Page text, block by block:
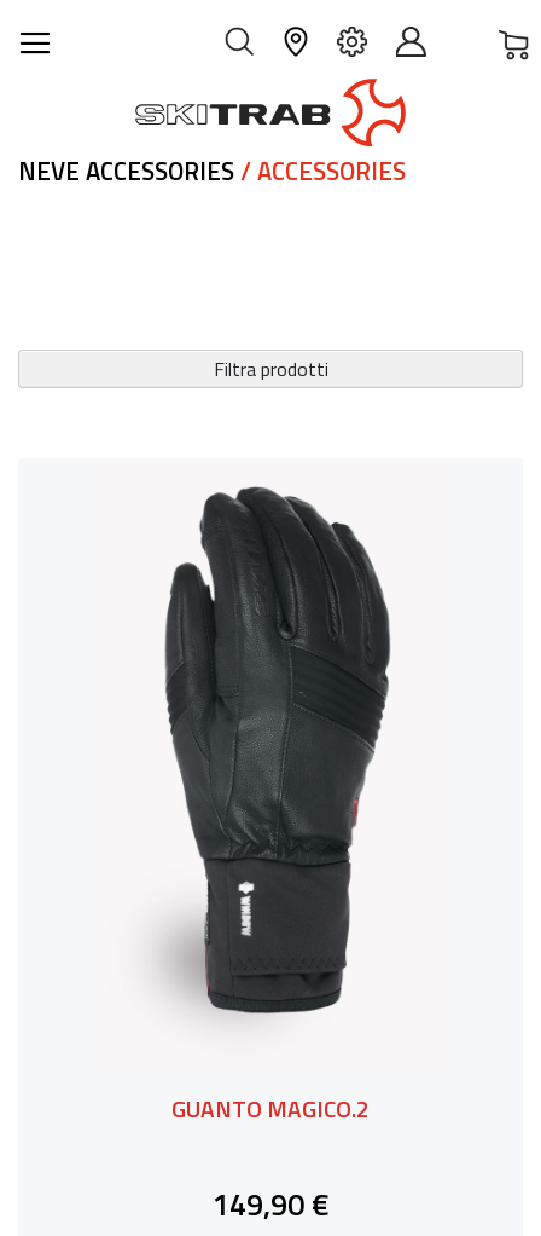
NEVE ACCESSORIES/ ACCESSORIES
GUANTO MAGICO.2
149,90 €
Filtra prodotti